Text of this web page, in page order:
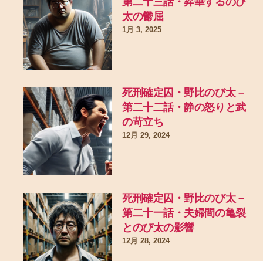
太の鬱屈
1月 3, 2025
死刑確定囚・野比のび太 –
第二十二話・静の怒りと武
の苛立ち
12月 29, 2024
死刑確定囚・野比のび太 –
第二十一話・夫婦間の亀裂
とのび太の影響
12月 28, 2024